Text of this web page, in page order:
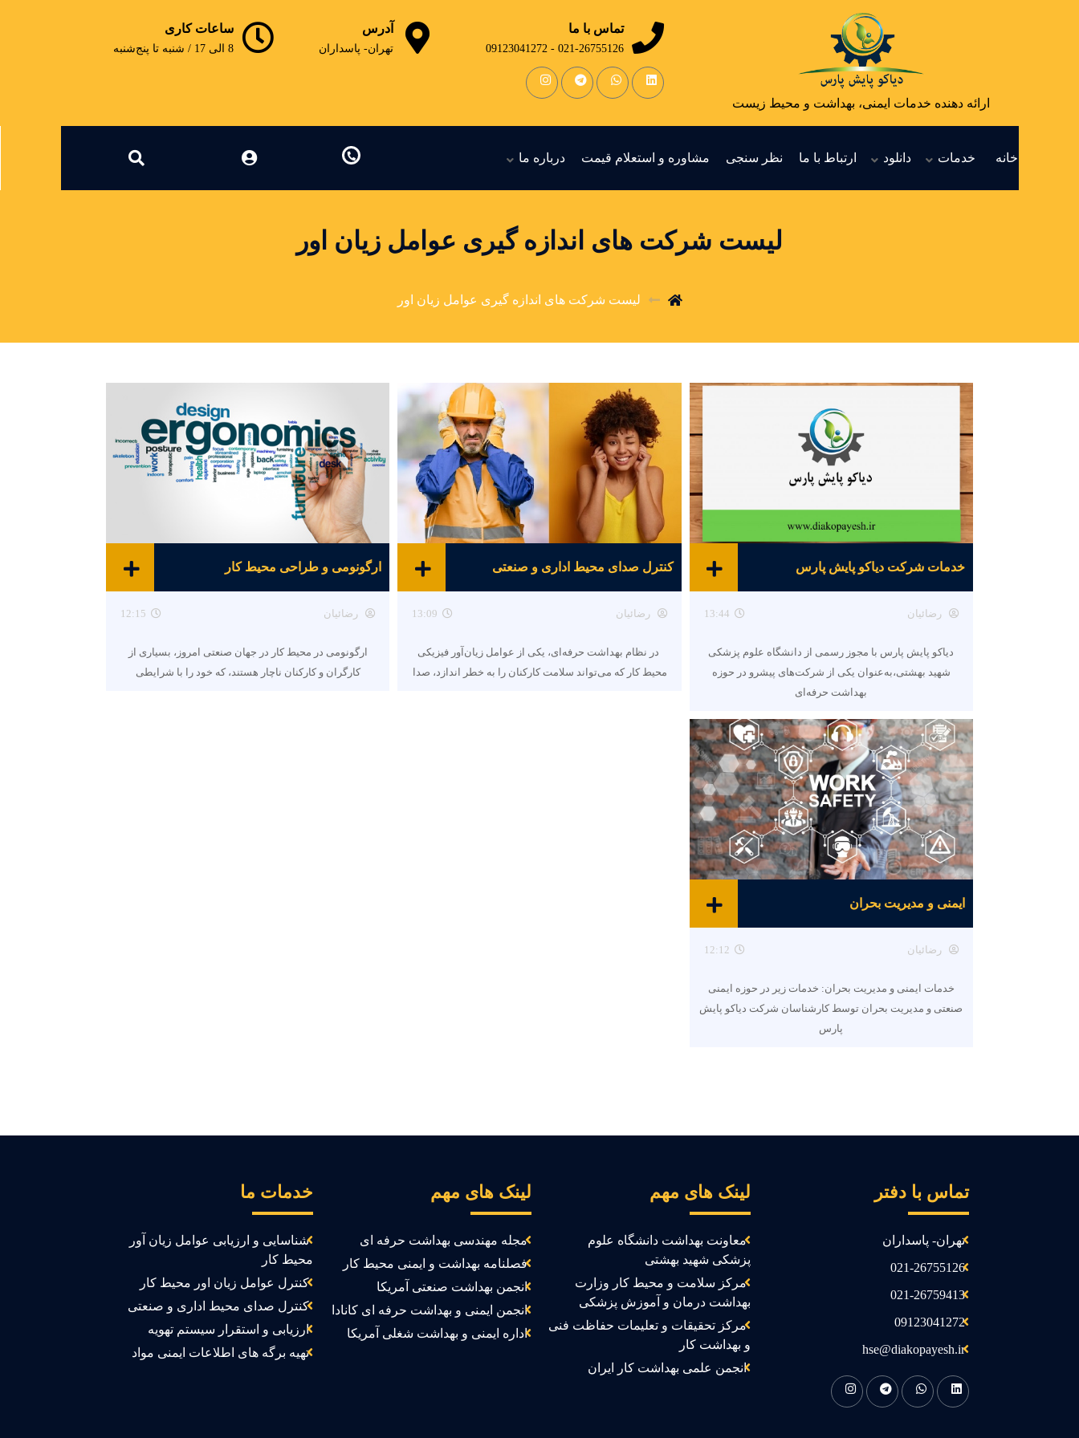
ارائه دهنده خدمات ایمنی، بهداشت و محیط زیست
تماس با ما
021-26755126 - 09123041272
آدرس
تهران- پاسداران
ساعات کاری
8 الی 17 / شنبه تا پنج‌شنبه
خانه خدمات دانلود ارتباط با ما نظر سنجی مشاوره و استعلام قیمت درباره ما
لیست شرکت های اندازه گیری عوامل زیان اور
لیست شرکت های اندازه گیری عوامل زیان اور
خدمات شرکت دیاکو پایش پارس
رضائیان 13:44
دیاکو پایش پارس با مجوز رسمی از دانشگاه علوم پزشکی
شهید بهشتی،به‌عنوان یکی از شرکت‌های پیشرو در حوزه
بهداشت حرفه‌ای
کنترل صدای محیط اداری و صنعتی
رضائیان 13:09
در نظام بهداشت حرفه‌ای، یکی از عوامل زیان‌آور فیزیکی
محیط کار که می‌تواند سلامت کارکنان را به خطر اندازد، صدا
ارگونومی و طراحی محیط کار
رضائیان 12:15
ارگونومی در محیط کار در جهان صنعتی امروز، بسیاری از
کارگران و کارکنان ناچار هستند، که خود را با شرایطی
ایمنی و مدیریت بحران
رضائیان 12:12
خدمات ایمنی و مدیریت بحران: خدمات زیر در حوزه ایمنی
صنعتی و مدیریت بحران توسط کارشناسان شرکت دیاکو پایش
پارس
تماس با دفتر
تهران- پاسداران
021-26755126
021-26759413
09123041272
hse@diakopayesh.ir
لینک های مهم
معاونت بهداشت دانشگاه علوم
پزشکی شهید بهشتی
مرکز سلامت و محیط کار وزارت
بهداشت درمان و آموزش پزشکی
مرکز تحقیقات و تعلیمات حفاظت فنی
و بهداشت کار
انجمن علمی بهداشت کار ایران
لینک های مهم
مجله مهندسی بهداشت حرفه ای
فصلنامه بهداشت و ایمنی محیط کار
انجمن بهداشت صنعتی آمریکا
انجمن ایمنی و بهداشت حرفه ای کانادا
اداره ایمنی و بهداشت شغلی آمریکا
خدمات ما
شناسایی و ارزیابی عوامل زیان آور
محیط کار
کنترل عوامل زیان اور محیط کار
کنترل صدای محیط اداری و صنعتی
ارزیابی و استقرار سیستم تهویه
تهیه برگه های اطلاعات ایمنی مواد